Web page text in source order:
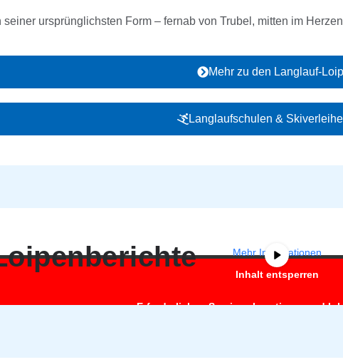
ursprünglichsten Form – fernab von Trubel, mitten im
Mehr zu den Langlauf-
Langlaufschulen &
Mehr Informationen
Inhalt entsperren
Erforderlichen Service akzeptieren und